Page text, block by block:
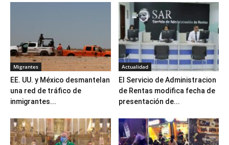
Migrantes
EE. UU. y México desmantelan
una red de tráfico de
inmigrantes...
Actualidad
El Servicio de Administracion
de Rentas modifica fecha de
presentación de...